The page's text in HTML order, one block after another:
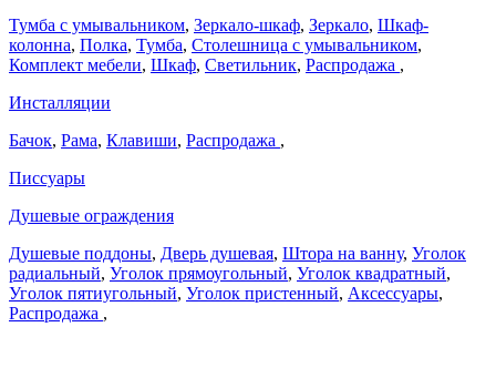
Тумба с умывальником, Зеркало-шкаф, Зеркало, Шкаф-
колонна, Полка, Тумба, Столешница с умывальником,
Комплект мебели, Шкаф, Светильник, Распродажа ,
Инсталляции
Бачок, Рама, Клавиши, Распродажа ,
Писсуары
Душевые ограждения
Душевые поддоны, Дверь душевая, Штора на ванну, Уголок
радиальный, Уголок прямоугольный, Уголок квадратный,
Уголок пятиугольный, Уголок пристенный, Аксессуары,
Распродажа ,